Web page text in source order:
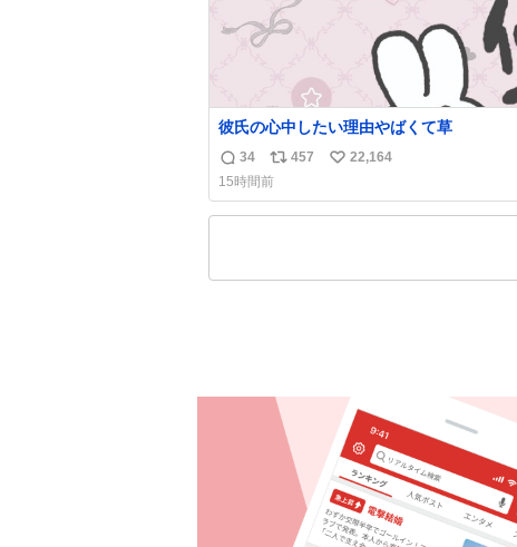
彼氏の心中したい理由やばくて草
返
信
数
34
リ
ポ
ス
457
い
ね
22,164
15時間前